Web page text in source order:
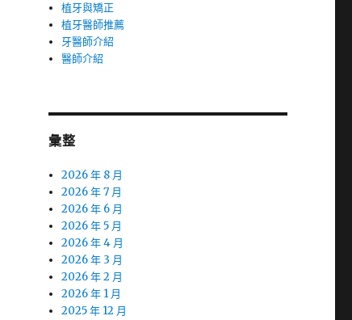
植牙與矯正
植牙醫師推薦
牙醫師介紹
醫師介紹
彙整
2026 年 8 月
2026 年 7 月
2026 年 6 月
2026 年 5 月
2026 年 4 月
2026 年 3 月
2026 年 2 月
2026 年 1 月
2025 年 12 月